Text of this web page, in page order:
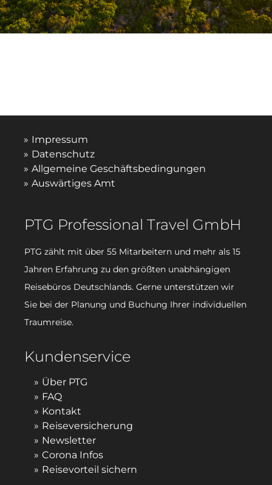
Impressum
Datenschutz
Allgemeine Geschäftsbedingungen
Auswärtiges Amt
PTG Professional Travel GmbH
PTG zählt mit über 55 Mitarbeitern und mehr als 15
Jahren Erfahrung zu den größten unabhängigen
Reisebüros Deutschlands. Gerne unterstützen wir
Sie bei der Planung und Buchung Ihrer individuellen
Traumreise.
Kundenservice
Über PTG
FAQ
Kontakt
Reiseversicherung
Newsletter
Corona Infos
Reisevorteil sichern